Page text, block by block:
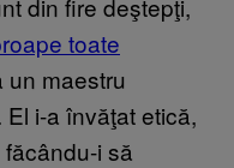
toate
un maestru
i-a învăţat etică,
i să